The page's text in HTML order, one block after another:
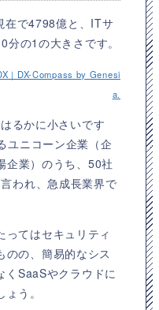
在で4798億と、ITサ
の1の大きさです。
｜DX-Compass by Genesi
a.
るかに小さいです
ユニコーン企業（企
企業）のうち、50社
われ、急成長業界で
ってはセキュリティ
のの、簡易的なシス
くSaaSやクラウドに
う。